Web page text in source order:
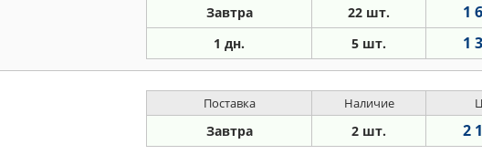
Завтра 22 шт. 1
1 дн. 5 шт. 1
Поставка Наличие
Завтра 2 шт. 2